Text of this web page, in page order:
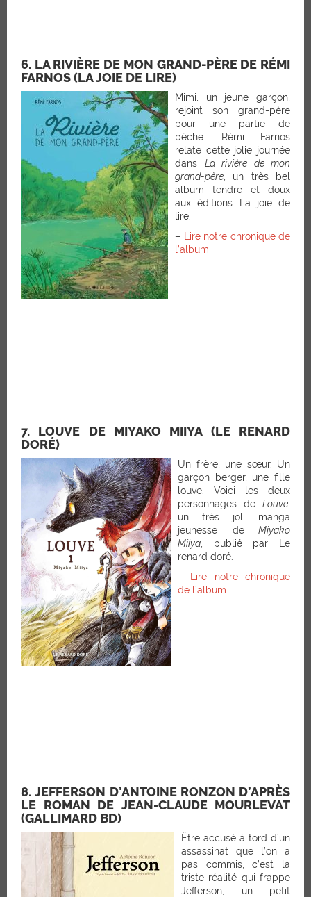
6. LA RIVIÈRE DE MON GRAND-PÈRE DE RÉMI
FARNOS (LA JOIE DE LIRE)
Mimi, un jeune garçon,
rejoint son grand-père
pour une partie de
pêche. Rémi Farnos
relate cette jolie journée
dans La rivière de mon
grand-père , un très bel
album tendre et doux
aux éditions La joie de
lire.
–
Lire notre chronique de
l’album
7. LOUVE DE MIYAKO MIIYA (LE RENARD
DORÉ)
Un frère, une sœur. Un
garçon berger, une fille
louve. Voici les deux
personnages de Louve
un très joli manga
jeunesse deMiyako
Miiya , publié par Le
renard doré.
–
Lire notre chronique
de l’album
8. JEFFERSON D’ANTOINE RONZON D’APRÈS
LE ROMAN DE JEAN-CLAUDE MOURLEVAT
(GALLIMARD BD)
Être accusé à tord d’un
assassinat que l’on a
pas commis, c’est la
triste réalité qui frappe
Jefferson, un petit